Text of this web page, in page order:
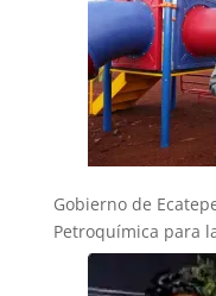
Gobierno de
Petroquímica para